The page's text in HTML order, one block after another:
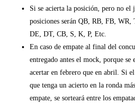
Si se acierta la posición, pero no el
posiciones serán QB, RB, FB,
DE, DT, CB, S, K, P, Etc.
En caso de empate al final del
entregado antes el mock, porque
acertar en febrero que en abril. Si
que tenga un acierto en la ronda
empate, se sorteará entre los